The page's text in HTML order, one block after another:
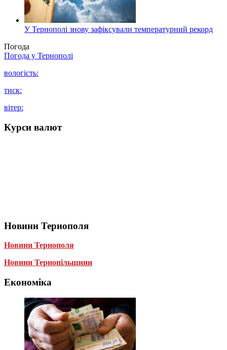
У Тернополі знову зафіксували температурний рекорд
Погода
Погода у Тернополі
вологість:
тиск:
вітер:
Курси валют
Новини Тернополя
Новини Тернополя
Новини Тернопільщини
Економіка